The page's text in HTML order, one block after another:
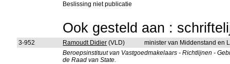
Beslissing niet publicatie
Ook gesteld aan :
3-952 Ramoudt Didier (VLD)
minister van Middenstand en
Beroepsinstituut van Vastgoedmakelaars - Richtlijnen -
de Raad van State.